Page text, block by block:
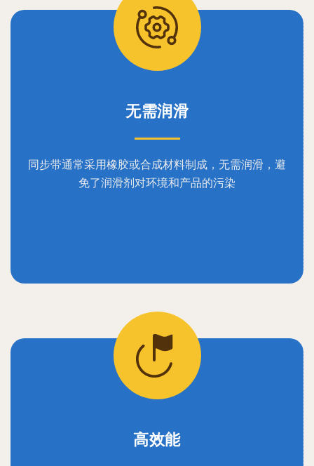
无需润滑
同步带通常采用橡胶或合成材料制成，无需润滑，避
免了润滑剂对环境和产品的污染
高效能